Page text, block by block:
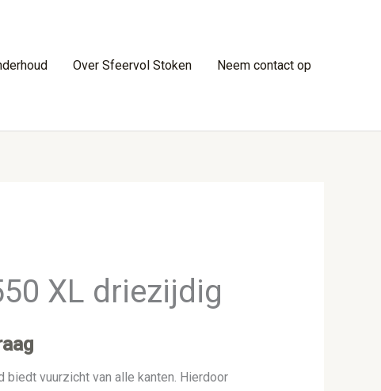
Over Sfeervol Stoken Neem contact op
XL driezijdig
biedt vuurzicht van alle kanten. Hierdoor